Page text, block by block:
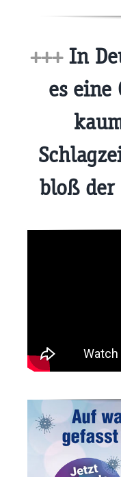
+++In
es eine
bloß der